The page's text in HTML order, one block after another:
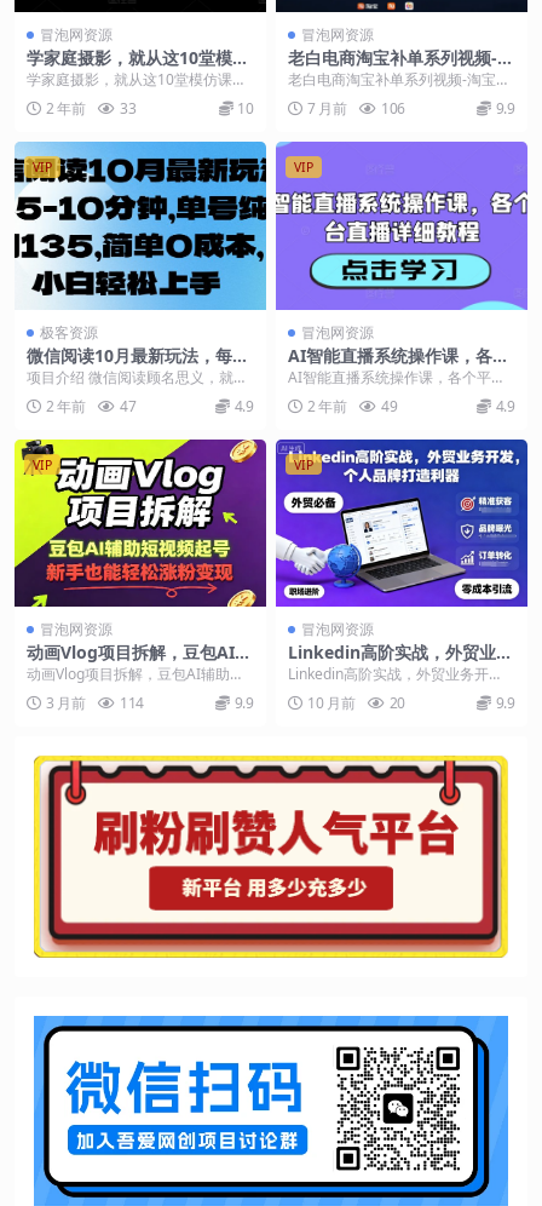
冒泡网资源
学家庭摄影，就从这10堂模仿
课开始 ，10节视频课(学)+10
次训练营(练)
学家庭摄影，就从这10堂模仿课开
始 ，10节视频课(学)+10次训练营
(练) 适...
2 年前 33 10
冒泡网资源
老白电商淘宝补单系列视频-淘
宝电商教程
老白电商淘宝补单系列视频-淘宝电
商教程 课程内容： 补单的所有方式
（1） 补单的...
7 月前 106 9.9
VIP
极客资源
微信阅读10月最新玩法，每天
5-10分钟，单号纯利润135，
简单0成本，小白轻松上手
项目介绍 微信阅读顾名思义，就是
用微信浏览广告，文章。帖子之类
的，广告商或者那些...
2 年前 47 4.9
VIP
冒泡网资源
AI智能直播系统操作课，各个
平台直播详细教程
AI智能直播系统操作课，各个平台
直播详细教程 课程内容： 10-创建
项目脚本.m...
2 年前 49 4.9
VIP
冒泡网资源
动画Vlog项目拆解，豆包AI辅
助短视频起号，新手也能轻松
涨粉，43条作品涨粉8.3W
动画Vlog项目拆解，豆包AI辅助短
视频起号，新手也能轻松涨粉，43
条作品涨粉8...
3 月前 114 9.9
VIP
冒泡网资源
Linkedin高阶实战，外贸业务
开发，个人品牌打造利器
Linkedin高阶实战，外贸业务开
发，个人品牌打造利器 课程内容：
01.1....10 月前 20 9.9